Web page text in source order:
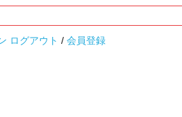
ログアウト / 会員登録